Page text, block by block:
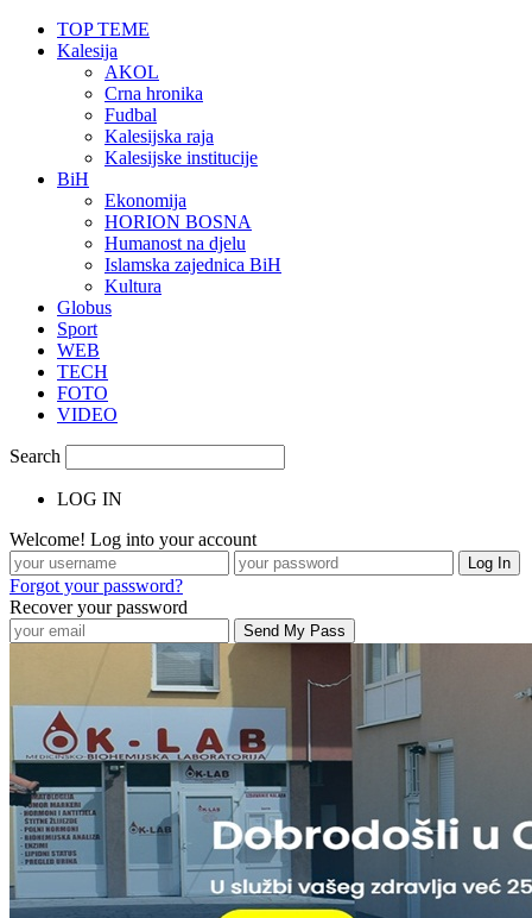
TOP TEME
Kalesija
AKOL
Crna hronika
Fudbal
Kalesijska raja
Kalesijske institucije
BiH
Ekonomija
HORION BOSNA
Humanost na djelu
Islamska zajednica BiH
Kultura
Globus
Sport
WEB
TECH
FOTO
VIDEO
Search
LOG IN
Welcome! Log into your account
Forgot your password?
Recover your password